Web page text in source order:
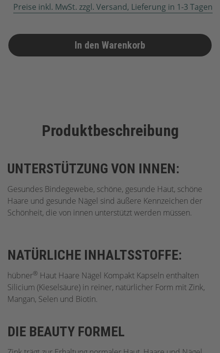
Preise inkl. MwSt. zzgl. Versand, Lieferung in 1-3 Tagen
In den Warenkorb
Produktbeschreibung
UNTERSTÜTZUNG VON INNEN:
Gesundes Bindegewebe, schöne, gesunde Haut, schöne
Haare und gesunde Nägel sind äußere Kennzeichen der
Schönheit, die von innen unterstützt werden müssen.
NATÜRLICHE INHALTSSTOFFE:
hübner® Haut Haare Nägel Kompakt Kapseln enthalten
Silicium (Kieselsäure) in reiner, natürlicher Form mit Zink,
Mangan, Selen und Biotin.
DIE BEAUTY FORMEL